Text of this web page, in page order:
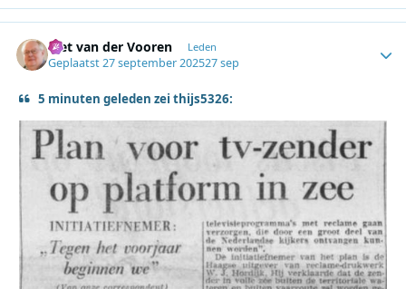
Piet van der Vooren Leden
Geplaatst27 september 202527 sep
5 minuten geleden zei thijs5326: